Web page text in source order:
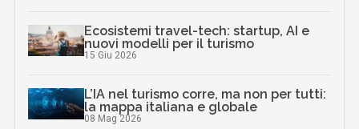
Ecosistemi travel-tech: startup, AI e
nuovi modelli per il turismo
15 Giu 2026
L’IA nel turismo corre, ma non per tutti:
la mappa italiana e globale
08 Mag 2026